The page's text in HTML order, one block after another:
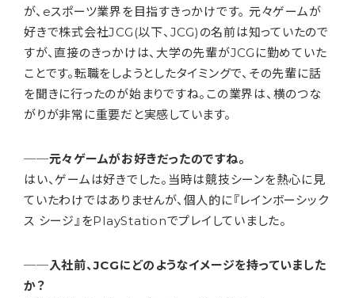
が、eスポーツ業界を目指すきっかけです。 元々ゲームが
好きで株式会社JCG(以下、JCG)の名前は知っていたので
すが、直接のきっかけは、大学の先輩がJCGに勤めていた
ことです。転職をしようとしたタイミングで、その先輩に話
を聞きに行ったのが始まりですね。この業界は、横のつな
がりが非常に重要だと実感しています。
──元々ゲームがお好きだったのですね。
はい、ゲームは好きでした。当時は競技シーンを熱心に見
ていたわけではありませんが、個人的に『レインボーシック
ス シージ』をPlayStationでプレイしていました。
──入社前、JCGにどのようなイメージを持っていました
か？